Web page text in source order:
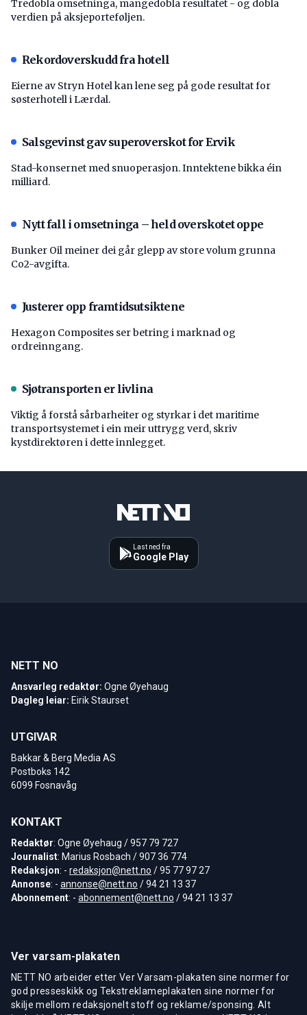
Tredobla omsetninga, mangedobla resultatet - og dobla
verdien på aksjeporteføljen.
Rekordoverskudd fra hotell
Eierne av Stryn Hotel kan lene seg på gode resultat for
søsterhotell i Lærdal.
Salsgevinst gav superoverskot for Ervik
Stad-konsernet med snuoperasjon. Inntektene bikka éin
milliard.
Nytt fall i omsetninga – held overskotet oppe
Bunker Oil meiner dei går glepp av store volum grunna
Co2-avgifta.
Justerer opp framtidsutsiktene
Hexagon Composites ser betring i marknad og
ordreinngang.
Sjøtransporten er livlina
Viktig å forstå ­sårbarheiter og styrkar i det maritime
transport­systemet i ein meir uttrygg verd, skriv
kystdirektøren i dette innlegget.
Last ned fra
Google Play
NETT NO
Ansvarleg redaktør: Ogne Øyehaug
Dagleg leiar: Eirik Staurset
UTGIVAR
Bakkar & Berg Media AS
Postboks 142
6099 Fosnavåg
KONTAKT
Redaktør: Ogne Øyehaug / 957 79 727
Journalist: Marius Rosbach / 907 36 774
Redaksjon: - redaksjon@nett.no / 95 77 97 27
Annonse: - annonse@nett.no / 94 21 13 37
Abonnement: - abonnement@nett.no / 94 21 13 37
Ver varsam-plakaten
NETT NO arbeider etter Ver Varsam-plakaten sine normer for
god presseskikk og Tekstreklameplakaten sine normer for
skilje mellom redaksjonelt stoff og reklame/sponsing. Alt